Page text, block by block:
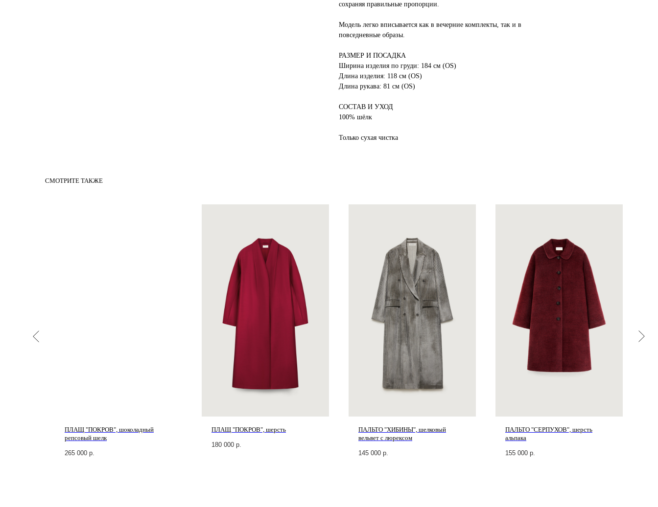
сохраняя правильные пропорции.
Модель легко вписывается как в вечерние комплекты, так и в
повседневные образы.
РАЗМЕР И ПОСАДКА
Ширина изделия по груди: 184 см (ОS)
Длина изделия: 118 см (ОS)
Длина рукава: 81 см (ОS)
СОСТАВ И УХОД
100% шёлк
Только сухая чистка
СМОТРИТЕ ТАКЖЕ
ПЛАЩ "ПОКРОВ", шоколадный
репсовый шелк
265 000 р.
ПЛАЩ "ПОКРОВ", шерсть
180 000 р.
ПАЛЬТО "ХИБИНЫ", шелковый
вельвет с люрексом
145 000 р.
ПАЛЬТО "СЕРПУХОВ", шерсть
альпака
155 000 р.